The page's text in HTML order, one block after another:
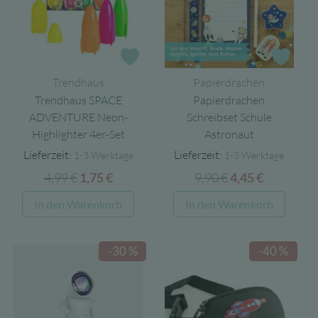
auf
der
Zur Wunschliste
Trendhaus
Trendhaus SPACE
ADVENTURE Neon-
Highlighter 4er-Set
Lieferzeit: 1-3 Werktage
4,99€ Ursprünglicher
Preis
war:
1,75€Aktueller
Preis
ist:
In den Warenkorb
Papierdrachen
Papierdrachen
Schreibset Schule
Astronaut
Lieferzeit: 1-3 Werktage
9,90€Ursprünglicher
Preis
war:
4,45€Aktueller
Preis
ist:
In den Warenkorb
-30 % -40 %